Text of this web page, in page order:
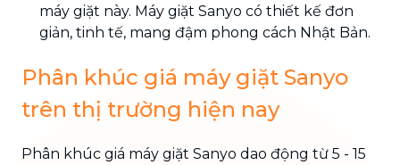
máy giặt này. Máy giặt Sanyo có thiết kế đơn
giản, tinh tế, mang đậm phong cách Nhật Bản.
Phân khúc giá máy giặt Sanyo
trên thị trường hiện nay
Phân khúc giá máy giặt Sanyo dao động từ 5 - 15